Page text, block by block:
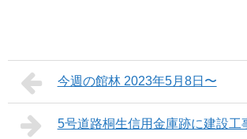
今週の館林 2023年5月8日〜
5号道路桐生信用金庫跡に建設工